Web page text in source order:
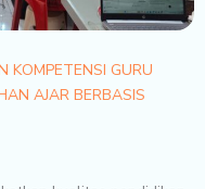
KOMPETENSI GURU
AJAR BERBASIS